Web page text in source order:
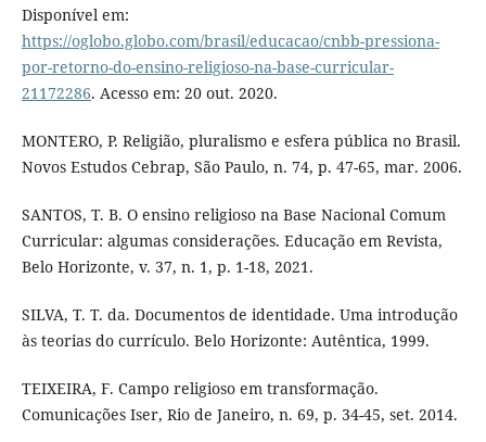
Disponível em:
https://oglobo.globo.com/brasil/educacao/cnbb-pressiona-
por-retorno-do-ensino-religioso-na-base-curricular-
21172286. Acesso em: 20 out. 2020.
MONTERO, P. Religião, pluralismo e esfera pública no Brasil.
Novos Estudos Cebrap, São Paulo, n. 74, p. 47-65, mar. 2006.
SANTOS, T. B. O ensino religioso na Base Nacional Comum
Curricular: algumas considerações. Educação em Revista,
Belo Horizonte, v. 37, n. 1, p. 1-18, 2021.
SILVA, T. T. da. Documentos de identidade. Uma introdução
às teorias do currículo. Belo Horizonte: Autêntica, 1999.
TEIXEIRA, F. Campo religioso em transformação.
Comunicações Iser, Rio de Janeiro, n. 69, p. 34-45, set. 2014.